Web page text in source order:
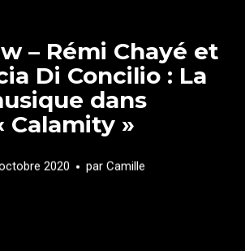
– Rémi Chayé et
Di Concilio : La
dans
Calamity »
2020 par Camille